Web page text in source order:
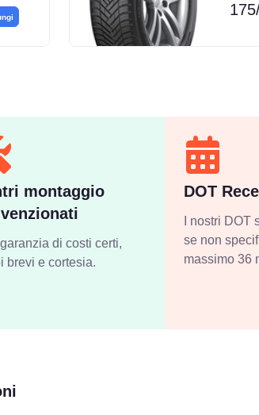
montaggio
di costi certi,
brevi e cortesia.
DOT
I nostri DOT
se non
massimo 36